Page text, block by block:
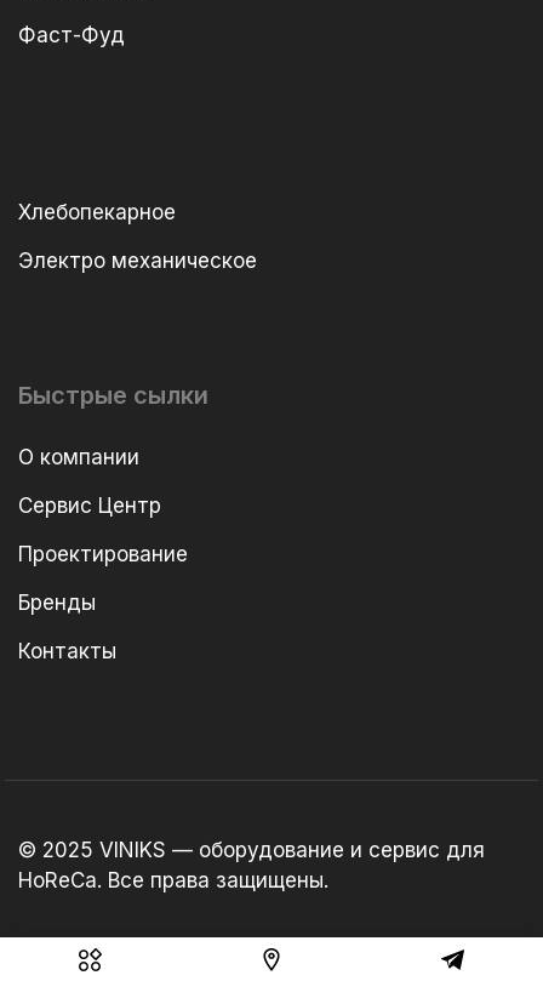
Фаст-Фуд
Хлебопекарное
Электро механическое
Быстрые сылки
О компании
Сервис Центр
Проектирование
Бренды
Контакты
© 2025 VINIKS — оборудование и сервис для
HoReCa. Все права защищены.